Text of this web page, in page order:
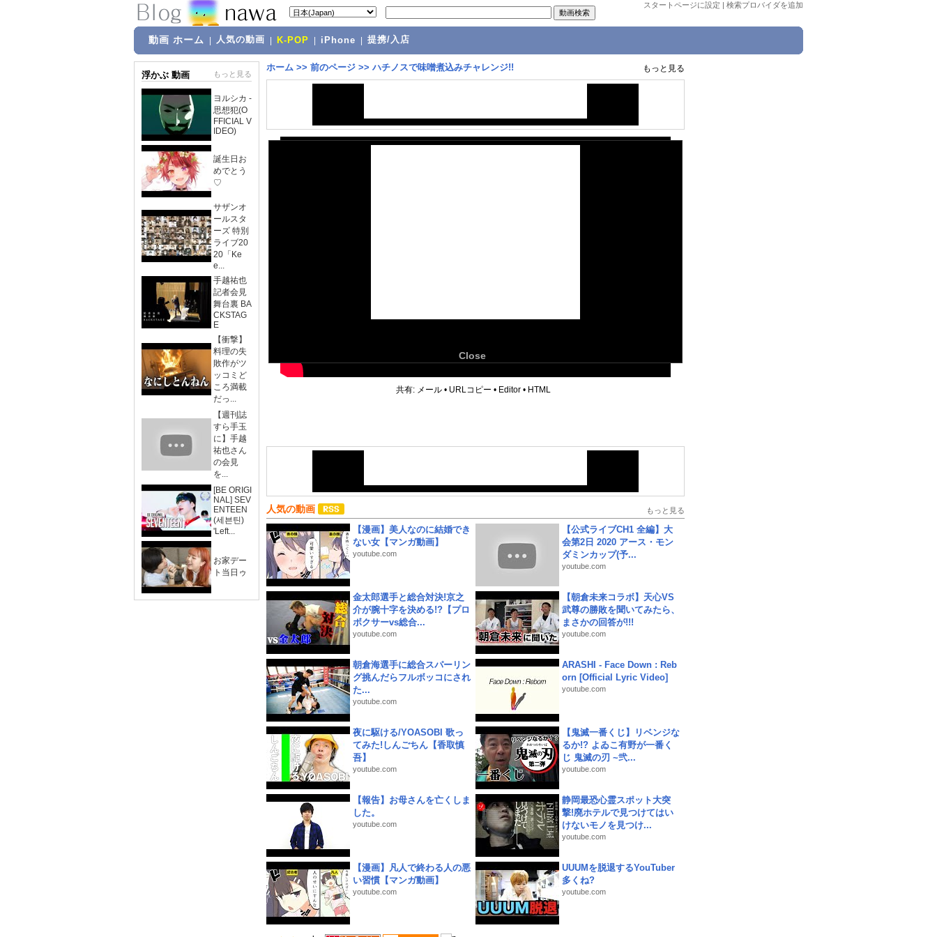
スタートページに設定 | 検索プロバイダを追加
動画 ホーム 人気の動画 K-POP iPhone 提携/入店
浮かぶ 動画 もっと見る
ヨルシカ -
思想犯(O
FFICIAL V
IDEO)
誕生日お
めでとう
♡
サザンオ
ールスタ
ーズ 特別
ライブ20
20「Ke
e...
手越祐也
記者会見
舞台裏 BA
CKSTAG
E
【衝撃】
料理の失
敗作がツ
ッコミど
ころ満載
だっ...
【週刊誌
すら手玉
に】手越
祐也さん
の会見
を...
[BE ORIGI
NAL] SEV
ENTEEN
(세븐틴)
'Left...
お家デー
ト当日ゥ
ホーム >> 前のページ >> ハチノスで味噌煮込みチャレンジ!! もっと見る
Close
共有: メール • URLコピー • Editor • HTML
人気の動画 もっと見る
【漫画】美人なのに結婚でき
ない女【マンガ動画】
youtube.com
【公式ライブCH1 全編】大
会第2日 2020 アース・モン
ダミンカップ(予...
youtube.com
金太郎選手と総合対決!京之
介が腕十字を決める!?【プロ
ボクサーvs総合...
youtube.com
【朝倉未来コラボ】天心VS
武尊の勝敗を聞いてみたら、
まさかの回答が!!!
youtube.com
朝倉海選手に総合スパーリン
グ挑んだらフルボッコにされ
た...
youtube.com
ARASHI - Face Down : Reb
orn [Official Lyric Video]
youtube.com
夜に駆ける/YOASOBI 歌っ
てみた!しんごちん【香取慎
吾】
youtube.com
【鬼滅一番くじ】リベンジな
るか!? よゐこ有野が一番く
じ 鬼滅の刃 ~弐...
youtube.com
【報告】お母さんを亡くしま
した。
youtube.com
静岡最恐心霊スポット大突
撃!廃ホテルで見つけてはい
けないモノを見つけ...
youtube.com
【漫画】凡人で終わる人の悪
い習慣【マンガ動画】
youtube.com
UUUMを脱退するYouTuber
多くね?
youtube.com